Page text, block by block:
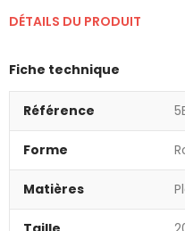
DÉTAILS DU PRODUIT
Fiche technique
Référence
Forme
Matières